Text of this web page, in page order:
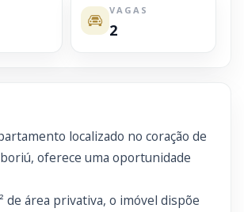
VAGAS
2
localizado no coração de
oferece uma oportunidade
de área privativa, o imóvel dispõe